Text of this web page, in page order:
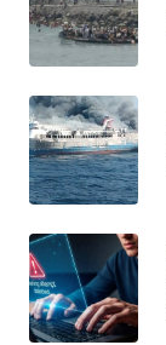
WAHANA
WAHANA
UMKM
SELEB
WAHANA
PERSONA